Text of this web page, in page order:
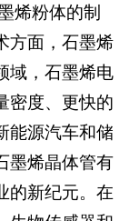
烯粉体的制
方面，石墨烯
域，石墨烯电
密度、更快的
能源汽车和储
墨烯晶体管有
的新纪元。在